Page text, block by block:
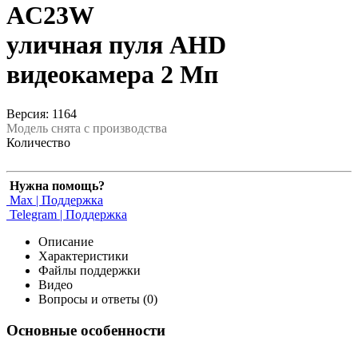
AC23W
уличная пуля AHD
видеокамера 2 Мп
Версия: 1164
Модель снята с производства
Количество
Нужна помощь?
Max | Поддержка
Telegram | Поддержка
Описание
Характеристики
Файлы поддержки
Видео
Вопросы и ответы (0)
Основные особенности